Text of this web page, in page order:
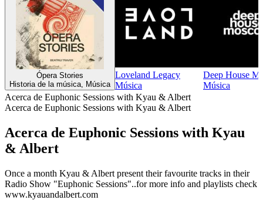
Ópera Stories
Historia de la música, Música
Loveland Legacy
Música
Deep House
Música
Acerca de Euphonic Sessions with Kyau & Albert
Acerca de Euphonic Sessions with Kyau & Albert
Acerca de Euphonic Sessions with Kyau
& Albert
Once a month Kyau & Albert present their favourite tracks in their
Radio Show "Euphonic Sessions"..for more info and playlists check
www.kyauandalbert.com